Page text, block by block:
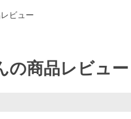
ビュー
の商品レビュー